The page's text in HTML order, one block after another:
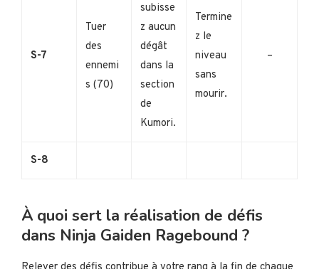
S-7
Tuer
des
ennemi
s (70)
subisse
z aucun
dégât
dans la
section
de
Kumori.
Termine
z le
niveau
sans
mourir.
–
S-8
À quoi sert la réalisation de défis
dans Ninja Gaiden Ragebound ?